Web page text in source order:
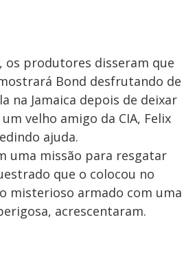
os produtores disseram que
Bond desfrutando de
na Jamaica depois de deixar
velho amigo da CIA, Felix
ajuda.
uma missão para resgatar
que o colocou no
misterioso armado com uma
acrescentaram.